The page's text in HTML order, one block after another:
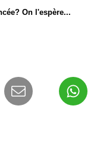
On l'espère...